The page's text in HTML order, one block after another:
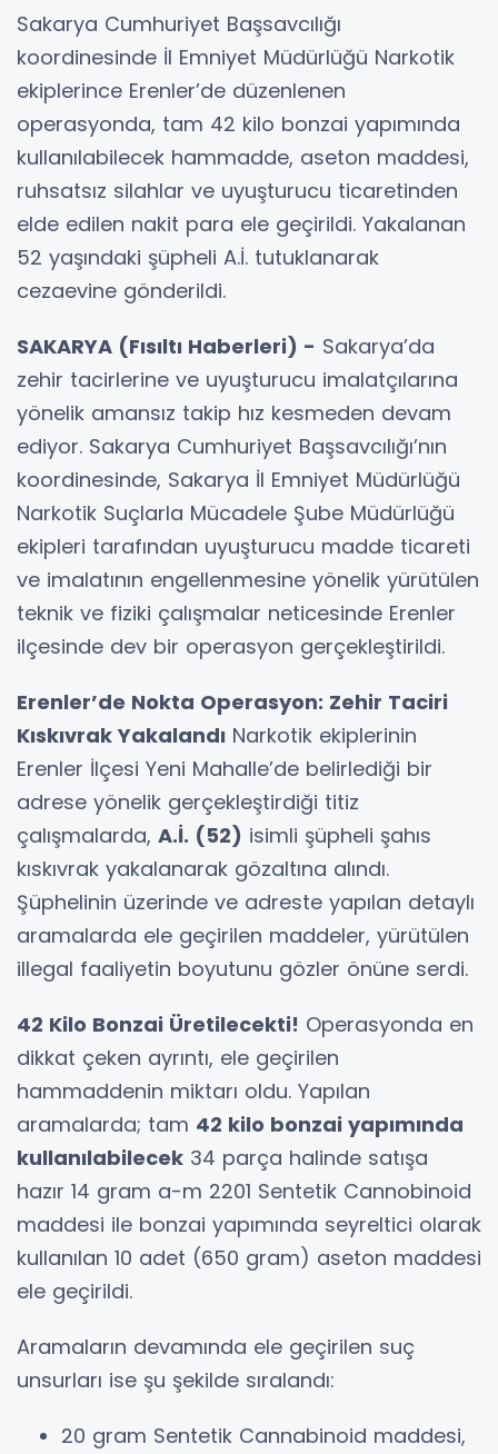
Sakarya Cumhuriyet Başsavcılığı
koordinesinde İl Emniyet Müdürlüğü Narkotik
ekiplerince Erenler’de düzenlenen
operasyonda, tam 42 kilo bonzai yapımında
kullanılabilecek hammadde, aseton maddesi,
ruhsatsız silahlar ve uyuşturucu ticaretinden
elde edilen nakit para ele geçirildi. Yakalanan
52 yaşındaki şüpheli A.İ. tutuklanarak
cezaevine gönderildi.
SAKARYA (Fısıltı Haberleri) - Sakarya’da
zehir tacirlerine ve uyuşturucu imalatçılarına
yönelik amansız takip hız kesmeden devam
ediyor. Sakarya Cumhuriyet Başsavcılığı’nın
koordinesinde, Sakarya İl Emniyet Müdürlüğü
Narkotik Suçlarla Mücadele Şube Müdürlüğü
ekipleri tarafından uyuşturucu madde ticareti
ve imalatının engellenmesine yönelik yürütülen
teknik ve fiziki çalışmalar neticesinde Erenler
ilçesinde dev bir operasyon gerçekleştirildi.
Erenler’de Nokta Operasyon: Zehir Taciri
Kıskıvrak Yakalandı Narkotik ekiplerinin
Erenler İlçesi Yeni Mahalle’de belirlediği bir
adrese yönelik gerçekleştirdiği titiz
çalışmalarda, A.İ. (52) isimli şüpheli şahıs
kıskıvrak yakalanarak gözaltına alındı.
Şüphelinin üzerinde ve adreste yapılan detaylı
aramalarda ele geçirilen maddeler, yürütülen
illegal faaliyetin boyutunu gözler önüne serdi.
42 Kilo Bonzai Üretilecekti! Operasyonda en
dikkat çeken ayrıntı, ele geçirilen
hammaddenin miktarı oldu. Yapılan
aramalarda; tam 42 kilo bonzai yapımında
kullanılabilecek 34 parça halinde satışa
hazır 14 gram a-m 2201 Sentetik Cannobinoid
maddesi ile bonzai yapımında seyreltici olarak
kullanılan 10 adet (650 gram) aseton maddesi
ele geçirildi.
Aramaların devamında ele geçirilen suç
unsurları ise şu şekilde sıralandı:
20 gram Sentetik Cannabinoid maddesi,